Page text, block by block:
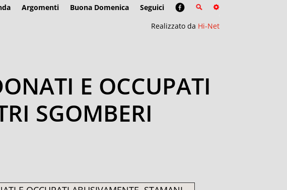
Argomenti Buona Domenica
Seguici
Realizzato da Hi-Net
E OCCUPATI
SGOMBERI